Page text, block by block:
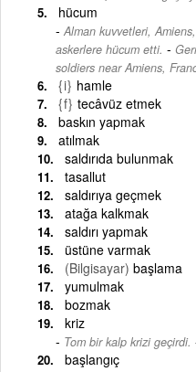
hücum
Alman kuvvetleri,
askerlere hücum etti. -
soldiers near Amiens,
{i} hamle
{f} tecâvüz etmek
baskın yapmak
atılmak
saldırıda bulunmak
tasallut
saldırıya geçmek
atağa kalkmak
saldırı yapmak
üstüne varmak
(Bilgisayar) başlama
yumulmak
bozmak
kriz
Tom bir kalp krizi geçirdi.
başlangıç